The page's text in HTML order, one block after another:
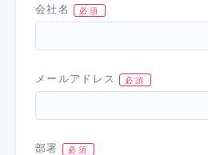
会社名
メールアドレス
部署